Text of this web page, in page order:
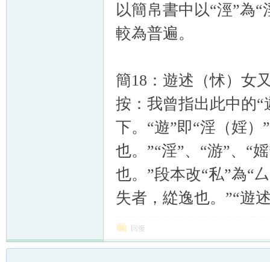
以簡帛書中以“涇”為
較為普遍。
簡18：遊述（怵）女
按：我曾指出此中的
下。“遊”即“淫（婬）
也。”“淫”、“游”、“
也。”段本改“私”為“
失者，緃逸也。”“遊
回復